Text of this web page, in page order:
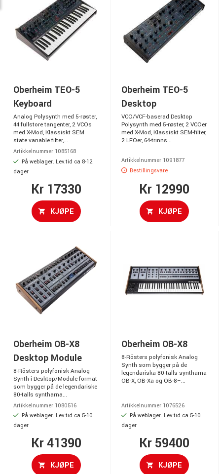
Oberheim TEO-5
Keyboard
Analog Polysynth med 5-røster,
44 fullstore tangenter, 2 VCOs
med X-Mod, Klassiskt SEM
state variable filter,...
Artikkelnummer 1085168
På weblager. Lev.tid ca 8-12
dager
Kr 17330
KJØPE
Oberheim TEO-5
Desktop
VCO/VCF-baserad Desktop
Polysynth med 5-røster, 2 VCOer
med X-Mod, Klassiskt SEM-filter,
2 LFOer, 64-trinns...
Artikkelnummer 1091877
Bestillingsvare
Kr 12990
KJØPE
Oberheim OB-X8
Desktop Module
8-Rösters polyfonisk Analog
Synth i Desktop/Module format
som bygger på de legendariske
80-talls syntharna...
Artikkelnummer 1080516
På weblager. Lev.tid ca 5-10
dager
Kr 41390
KJØPE
Oberheim OB-X8
8-Rösters polyfonisk Analog
Synth som bygger på de
legendariska 80-talls syntharna
OB-X, OB-Xa og OB-8–...
Artikkelnummer 1076526
På weblager. Lev.tid ca 5-10
dager
Kr 59400
KJØPE